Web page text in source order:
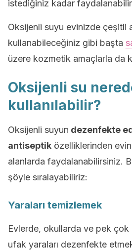
istediğiniz kadar
Oksijenli suyu evinizde çeşitli
kullanabileceğiniz gibi başta
üzere kozmetik amaçlarla da
Oksijenli su
kullanılabilir?
Oksijenli suyun dezenfekte
antiseptik özelliklerinden
alanlarda faydalanabilirsiniz.
şöyle sıralayabiliriz:
Yaraları temizlemek
Evlerde, okullarda ve pek
ufak yaraları dezenfekte